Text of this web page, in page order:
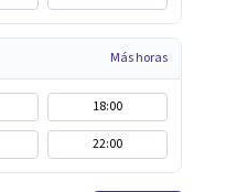
Más horas
18:00
22:00